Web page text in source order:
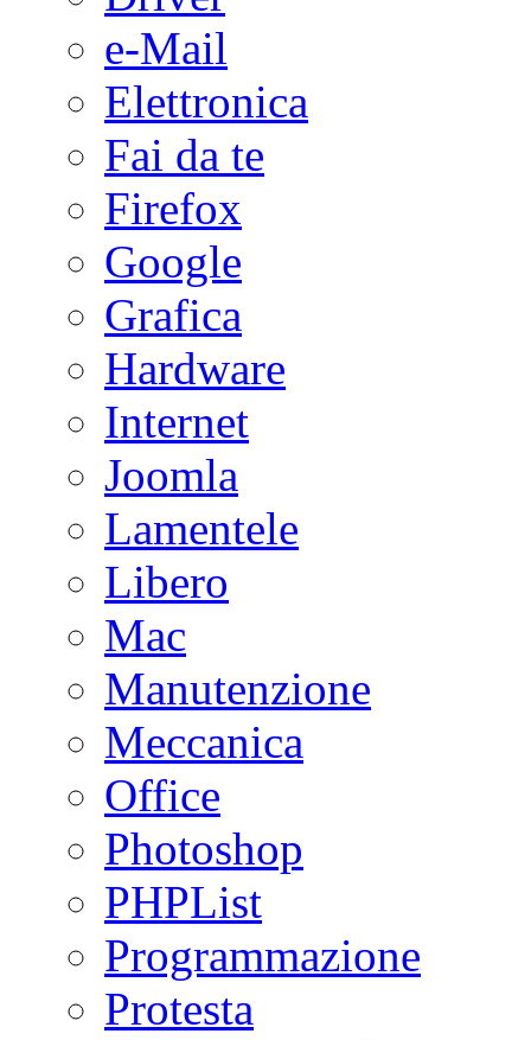
e-Mail
Elettronica
Fai da te
Firefox
Google
Grafica
Hardware
Internet
Joomla
Lamentele
Libero
Mac
Manutenzione
Meccanica
Office
Photoshop
PHPList
Programmazione
Protesta